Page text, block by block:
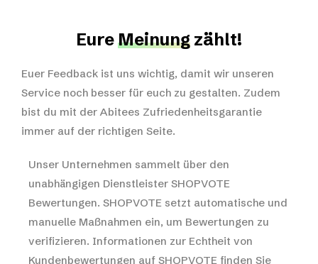
EureMeinung zählt!
Euer Feedback ist uns wichtig, damit wir unseren
Service noch besser für euch zu gestalten. Zudem
bist du mit der Abitees Zufriedenheitsgarantie
immer auf der richtigen Seite.
Unser Unternehmen sammelt über den
unabhängigen Dienstleister SHOPVOTE
Bewertungen. SHOPVOTE setzt automatische und
manuelle Maßnahmen ein, um Bewertungen zu
verifizieren. Informationen zur Echtheit von
Kundenbewertungen auf SHOPVOTE finden Sie